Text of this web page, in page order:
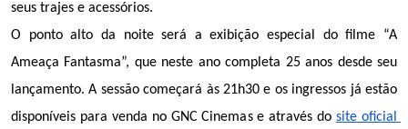
seus trajes e acessórios.
O ponto alto da noite será a exibição especial do filme “A
Ameaça Fantasma”, que neste ano completa 25 anos desde seu
lançamento. A sessão começará às 21h30 e os ingressos já estão
disponíveis para venda no GNC Cinemas e através do site oficial